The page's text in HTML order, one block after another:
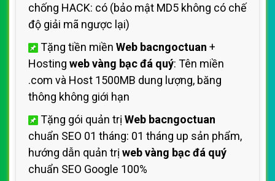
chống HACK: có (bảo mật MD5 không có chế
độ giải mã ngược lại)
Tặng tiền miền Web bacngoctuan +
Hosting web vàng bạc đá quý: Tên miền
.com và Host 1500MB dung lượng, băng
thông không giới hạn
Tặng gói quản trị Web bacngoctuan
chuẩn SEO 01 tháng: 01 tháng up sản phẩm,
hướng dẫn quản trị web vàng bạc đá quý
chuẩn SEO Google 100%